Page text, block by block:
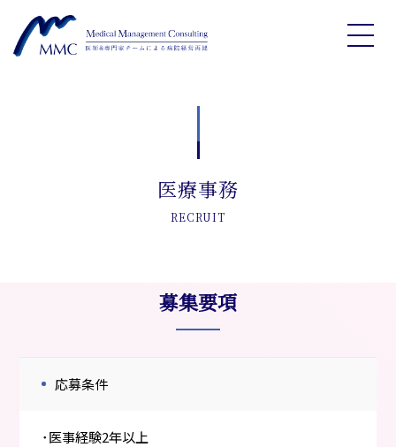
医療事務
RECRUIT
募集要項
応募条件
･医事経験2年以上